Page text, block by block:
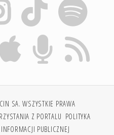
SA. WSZYSTKIE PRAWA
Z PORTALU POLITYKA
PUBLICZNEJ